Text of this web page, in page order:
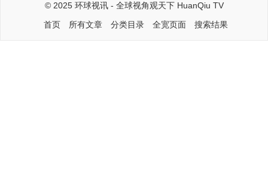
© 2025 环球视讯- 全球视角观天下HuanQiu TV
首页
所有文章 分类目录 全宽页面 搜索结果